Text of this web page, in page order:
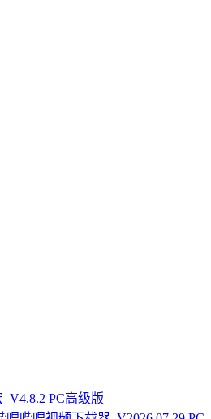
PC高级版